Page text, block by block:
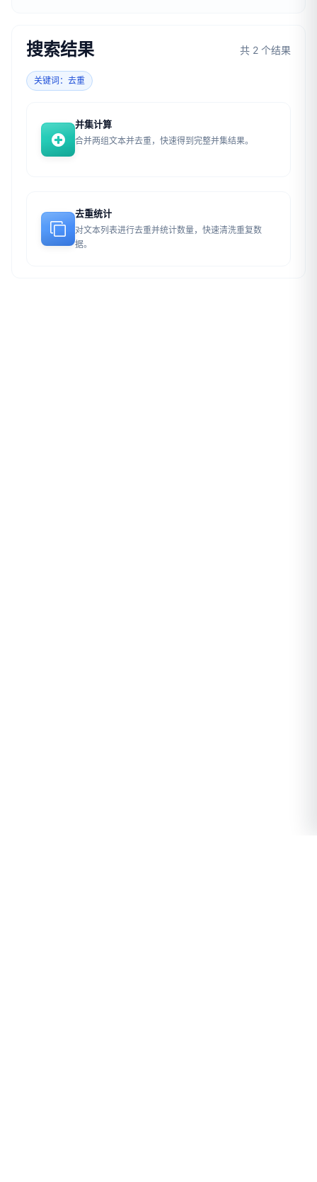
搜索结果 共 2 个结果
关键词：去重
并集计算
合并两组文本并去重，快速得到完整并集结果。
去重统计
对文本列表进行去重并统计数量，快速清洗重复数
据。